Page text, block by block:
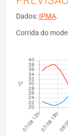
Dados: IPMA.
Corrida do